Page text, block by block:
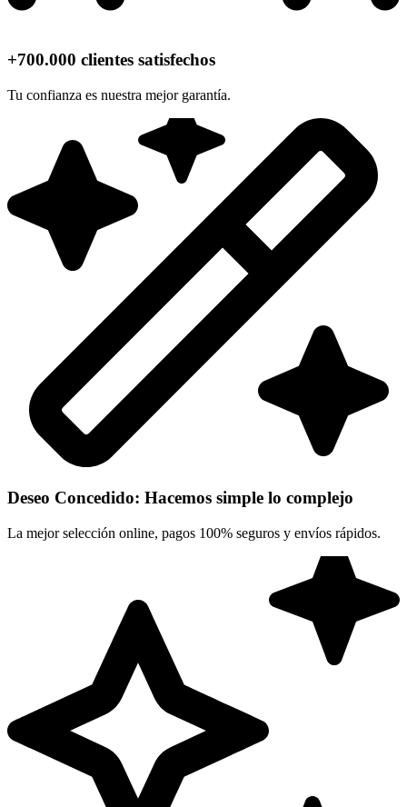
+700.000 clientes satisfechos
Tu confianza es nuestra mejor garantía.
Deseo Concedido: Hacemos simple lo complejo
La mejor selección online, pagos 100% seguros y envíos rápidos.